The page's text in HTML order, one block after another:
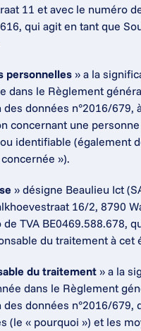
11 et avec le numéro
qui agit en tant que
personnelles » a la
dans le Règlement
données n°2016/679,
concernant une
identifiable (également
»).
» désigne Beaulieu Ict
16/2, 8790
TVA BE0469.588.678,
du traitement à cet
du traitement » a la
dans le Règlement
des données n°2016/679,
(le « pourquoi ») et les